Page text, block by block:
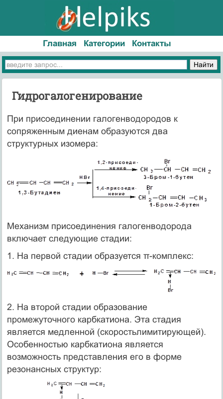
Главная Категории Контакты
Гидрогалогенирование
При присоединении галогенводородов к
сопряженным диенам образуются два
структурных изомера:
Механизм присоединения галогенводорода
включает следующие стадии:
1. На первой стадии образуется π-комплекс:
2. На второй стадии образование
промежуточного карбкатиона. Эта стадия
является медленной (скоростьлимитирующей).
Особенностью карбкатиона является
возможность представления его в форме
резонансных структур: